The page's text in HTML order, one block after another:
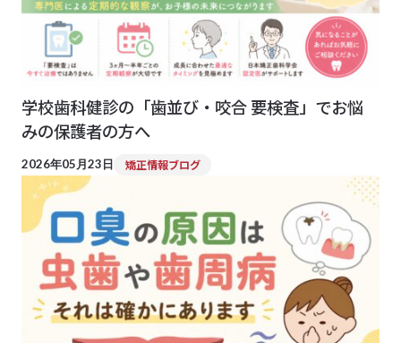
学校歯科健診の「歯並び・咬合 要検査」でお悩
みの保護者の方へ
2026年05月23日 矯正情報ブログ